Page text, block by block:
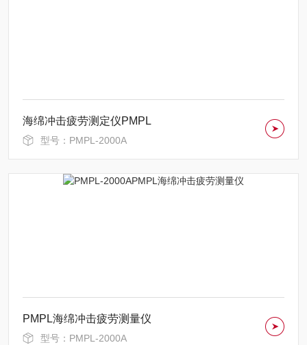
海绵冲击疲劳测定仪PMPL
型号：PMPL-2000A
PMPL海绵冲击疲劳测量仪
型号：PMPL-2000A